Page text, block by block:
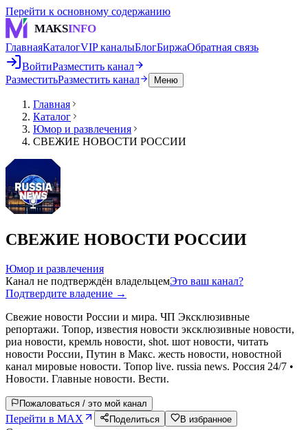
Перейти к основному содержанию
MAKSINFO
ГлавнаяКаталогVIP каналыБлогБиржаОбратная связь
ВойтиРазместить канал
РазместитьРазместить канал Меню
Главная
Каталог
Юмор и развлечения
СВЕЖИЕ НОВОСТИ РОССИИ
СВЕЖИЕ НОВОСТИ РОССИИ
Юмор и развлечения
Канал не подтверждён владельцемЭто ваш канал?
Подтвердите владение →
Свежие новости России и мира. ЧП Эксклюзивные
репортажи. Топор, известия новости эксклюзивные новости,
риа новости, кремль новости, shot. шот новости, читать
новости России, Путин в Макс. жесть новости, новостной
канал мировые новости. Топор live. russia news. Россия 24/7 •
Новости. Главные новости. Вести.
Пожаловаться / это мой канал
Перейти в MAX Поделиться В избранное